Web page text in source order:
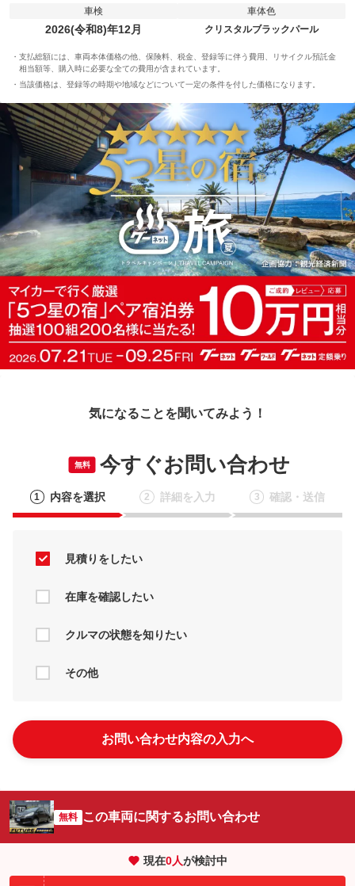
車検
2026(令和8)年12月
車体色
クリスタルブラックパール
支払総額には、車両本体価格の他、保険料、税金、登録等に伴う費用、リサイクル預託金
相当額等、購入時に必要な全ての費用が含まれています。
当該価格は、登録等の時期や地域などについて一定の条件を付した価格になります。
気になることを聞いてみよう！
無料 今すぐお問い合わせ
1 内容を選択 2 詳細を入力 3 確認・送信
見積りをしたい
在庫を確認したい
クルマの状態を知りたい
その他
お問い合わせ内容の入力へ
無料 この車両に関するお問い合わせ
現在0人が検討中